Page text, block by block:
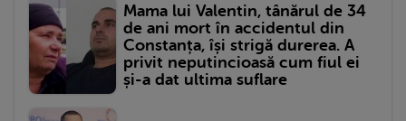
Mama lui Valentin, tânărul de 34
de ani mort în accidentul din
Constanța, își strigă durerea. A
privit neputincioasă cum fiul ei
și-a dat ultima suflare